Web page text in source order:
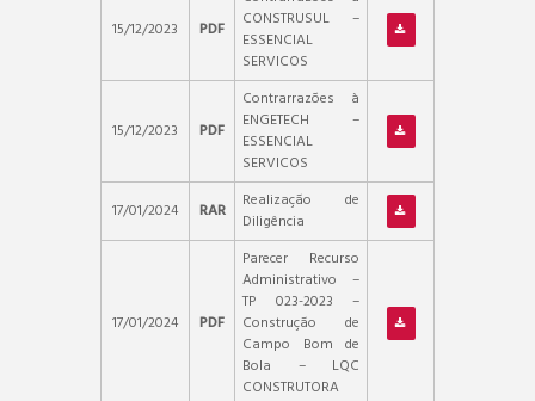
15/12/2023 PDF
CONSTRUSUL –
ESSENCIAL
SERVICOS
15/12/2023 PDF
Contrarrazões à
ENGETECH –
ESSENCIAL
SERVICOS
17/01/2024
RAR
Realização de
Diligência
17/01/2024 PDF
Parecer Recurso
Administrativo –
TP 023-2023 –
Construção de
Campo Bom de
Bola – LQC
CONSTRUTORA